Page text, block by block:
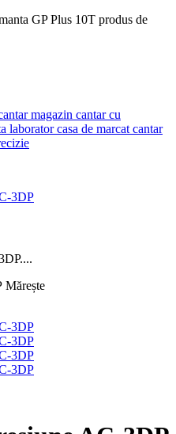
GP Plus 10T produs de
magazin cantar cu
laboratorcasa de marcat cantar
Mărește